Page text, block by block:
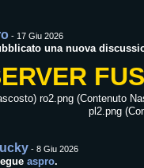
- 17 Giu 2026
una nuova
ro2.png (Contenuto
pl2.png
-8 Giu 2026
aspro.